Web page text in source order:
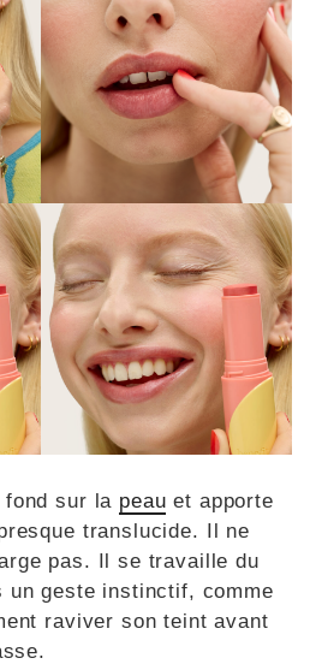
sur la peau et apporte
translucide. Il ne
pas. Il se travaille du
un geste instinctif, comme
raviver son teint avant